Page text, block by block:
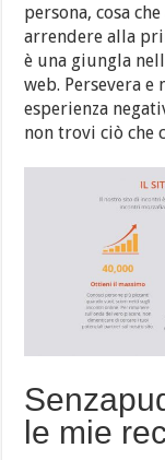
persona, cosa
arrendere alla
è una giungla
web. Persevera
esperienza
non trovi ciò che
le mie